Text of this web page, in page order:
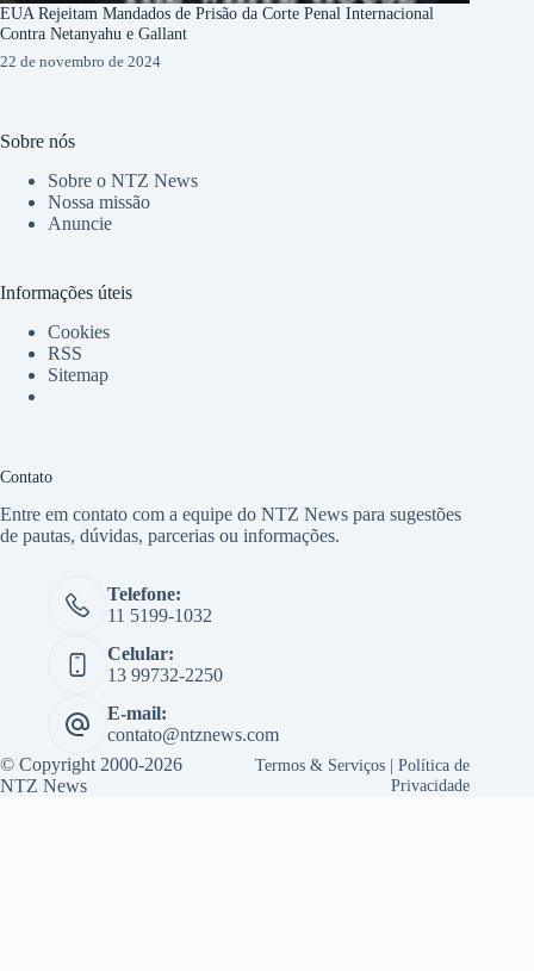
EUA Rejeitam Mandados de Prisão da Corte Penal Internacional
Contra Netanyahu e Gallant
22 de novembro de 2024
Sobre nós
Sobre o NTZ News
Nossa missão
Anuncie
Informações úteis
Cookies
RSS
Sitemap
Contato
Entre em contato com a equipe do NTZ News para sugestões
de pautas, dúvidas, parcerias ou informações.
Telefone:
11 5199-1032
Celular:
13 99732-2250
E-mail:
contato@ntznews.com
© Copyright 2000-2026
NTZ News
Termos & Serviços |Política de
Privacidade